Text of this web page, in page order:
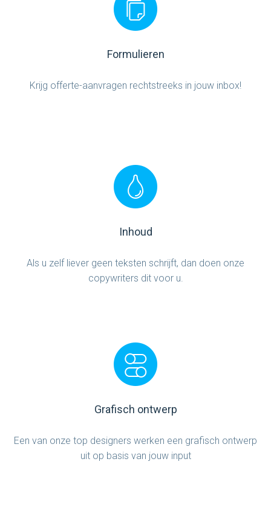
Formulieren
Krijg offerte-aanvragen rechtstreeks in jouw inbox!
Inhoud
Als u zelf liever geen teksten schrijft, dan doen onze
copywriters dit voor u.
Grafisch ontwerp
Een van onze top designers werken een grafisch ontwerp
uit op basis van jouw input